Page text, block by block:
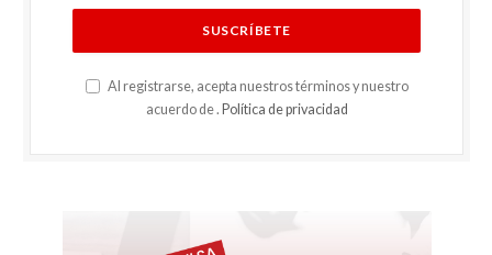
Al registrarse, acepta nuestros términos y nuestro
acuerdo de . Política de privacidad